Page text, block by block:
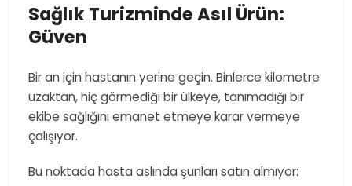
Sağlık Turizminde Asıl Ürün:
Güven
Bir an için hastanın yerine geçin. Binlerce kilometre
uzaktan, hiç görmediği bir ülkeye, tanımadığı bir
ekibe sağlığını emanet etmeye karar vermeye
çalışıyor.
Bu noktada hasta aslında şunları satın almıyor: